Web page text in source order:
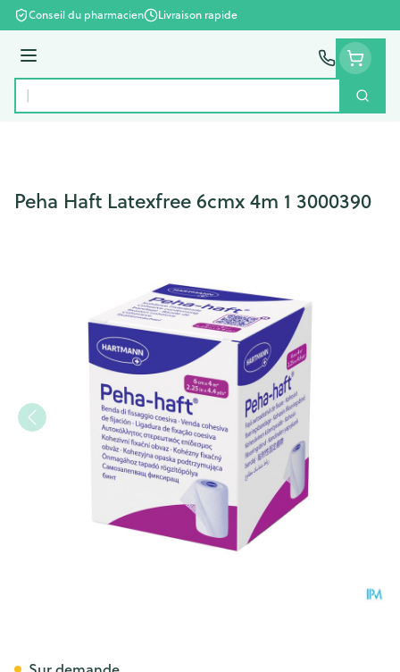
Aller au contenu
Conseil du pharmacien Livraison rapide
Menu
Rechercher
Peha Haft Latexfree 6cmx 4m 1 3000390